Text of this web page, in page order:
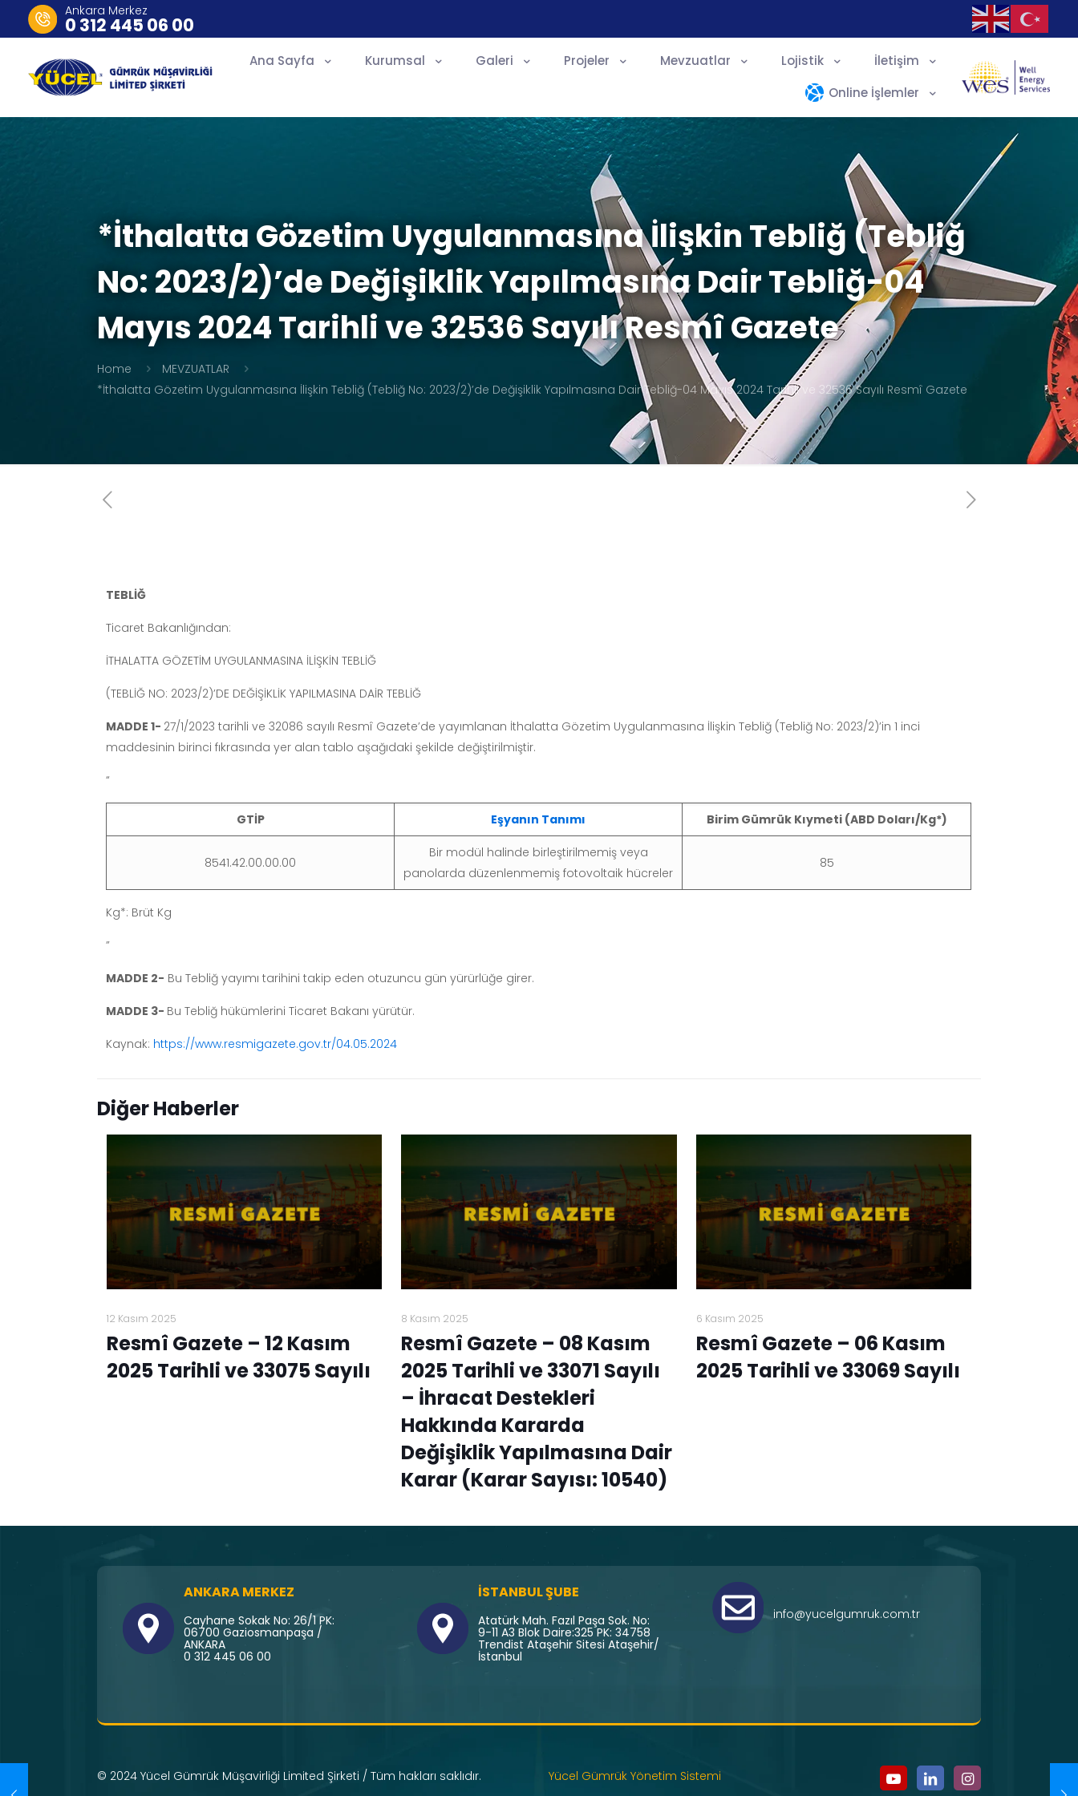
Ankara Merkez
0 312 445 06 00
Ana Sayfa Kurumsal Galeri Projeler Mevzuatlar Lojistik
İletişim
Online İşlemler
*İthalatta Gözetim Uygulanmasına İlişkin Tebliğ (Tebliğ
No: 2023/2)’de Değişiklik Yapılmasına Dair Tebliğ-04
Mayıs 2024 Tarihli ve 32536 Sayılı Resmî Gazete
Home
MEVZUATLAR
*İthalatta Gözetim Uygulanmasına İlişkin Tebliğ (Tebliğ No: 2023/2)’de Değişiklik Yapılmasına Dair Tebliğ-04 Mayıs 2024 Tarihli ve 32536 Sayılı Resmî Gazete
TEBLİĞ
Ticaret Bakanlığından:
İTHALATTA GÖZETİM UYGULANMASINA İLİŞKİN TEBLİĞ
(TEBLİĞ NO: 2023/2)’DE DEĞİŞİKLİK YAPILMASINA DAİR TEBLİĞ
MADDE 1- 27/1/2023 tarihli ve 32086 sayılı Resmî Gazete’de yayımlanan İthalatta Gözetim Uygulanmasına İlişkin Tebliğ (Tebliğ No: 2023/2)’in 1 inci
maddesinin birinci fıkrasında yer alan tablo aşağıdaki şekilde değiştirilmiştir.
“
GTİP Eşyanın Tanımı Birim Gümrük Kıymeti (ABD Doları/Kg*)
8541.42.00.00.00
Bir modül halinde birleştirilmemiş veya
panolarda düzenlenmemiş fotovoltaik hücreler
85
Kg*: Brüt Kg
”
MADDE 2- Bu Tebliğ yayımı tarihini takip eden otuzuncu gün yürürlüğe girer.
MADDE 3- Bu Tebliğ hükümlerini Ticaret Bakanı yürütür.
Kaynak: https://www.resmigazete.gov.tr/04.05.2024
Diğer Haberler
12 Kasım 2025
Resmî Gazete – 12 Kasım
2025 Tarihli ve 33075 Sayılı
8 Kasım 2025
Resmî Gazete – 08 Kasım
2025 Tarihli ve 33071 Sayılı
– İhracat Destekleri
Hakkında Kararda
Değişiklik Yapılmasına Dair
Karar (Karar Sayısı: 10540)
6 Kasım 2025
Resmî Gazete – 06 Kasım
2025 Tarihli ve 33069 Sayılı
ANKARA MERKEZ
Cayhane Sokak No: 26/1 PK:
06700 Gaziosmanpaşa /
ANKARA
0 312 445 06 00
İSTANBUL ŞUBE
Atatürk Mah. Fazıl Paşa Sok. No:
9-11 A3 Blok Daire:325 PK: 34758
Trendist Ataşehir Sitesi Ataşehir/
İstanbul
info@yucelgumruk.com.tr
© 2024 Yücel Gümrük Müşavirliği Limited Şirketi / Tüm hakları saklıdır. Yücel Gümrük Yönetim Sistemi